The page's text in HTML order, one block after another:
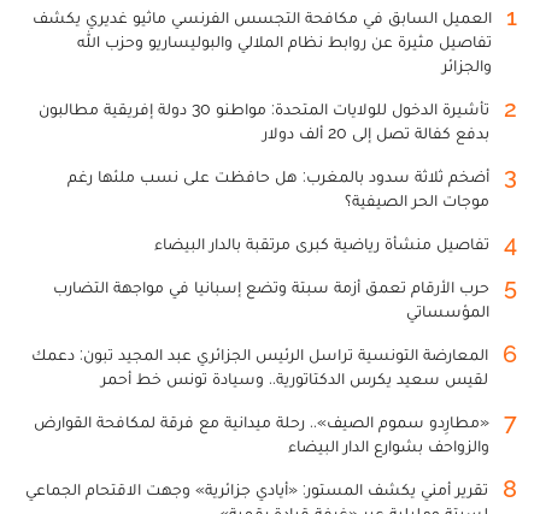
1
العميل السابق في مكافحة التجسس الفرنسي ماثيو غديري يكشف
تفاصيل مثيرة عن روابط نظام الملالي والبوليساريو وحزب الله
والجزائر
2
تأشيرة الدخول للولايات المتحدة: مواطنو 30 دولة إفريقية مطالبون
بدفع كفالة تصل إلى 20 ألف دولار
3
أضخم ثلاثة سدود بالمغرب: هل حافظت على نسب ملئها رغم
موجات الحر الصيفية؟
4 تفاصيل منشأة رياضية كبرى مرتقبة بالدار البيضاء
5
حرب الأرقام تعمق أزمة سبتة وتضع إسبانيا في مواجهة التضارب
المؤسساتي
6
المعارضة التونسية تراسل الرئيس الجزائري عبد المجيد تبون: دعمك
لقيس سعيد يكرس الدكتاتورية.. وسيادة تونس خط أحمر
7
«مطارِدو سموم الصيف».. رحلة ميدانية مع فرقة لمكافحة القوارض
والزواحف بشوارع الدار البيضاء
8
تقرير أمني يكشف المستور: «أيادي جزائرية» وجهت الاقتحام الجماعي